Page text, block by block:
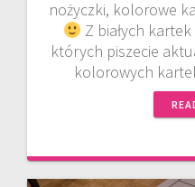
nożyczki, kolorowe
Z białych
których piszecie
kolorowych